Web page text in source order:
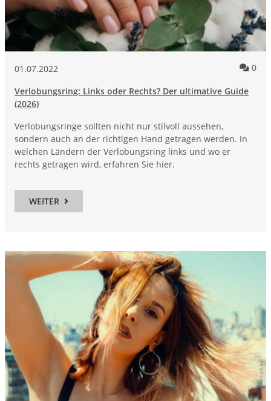
01.07.2022 0
Verlobungsring: Links oder Rechts? Der ultimative Guide
(2026)
Verlobungsringe sollten nicht nur stilvoll aussehen,
sondern auch an der richtigen Hand getragen werden. In
welchen Ländern der Verlobungsring links und wo er
rechts getragen wird, erfahren Sie hier.
WEITER